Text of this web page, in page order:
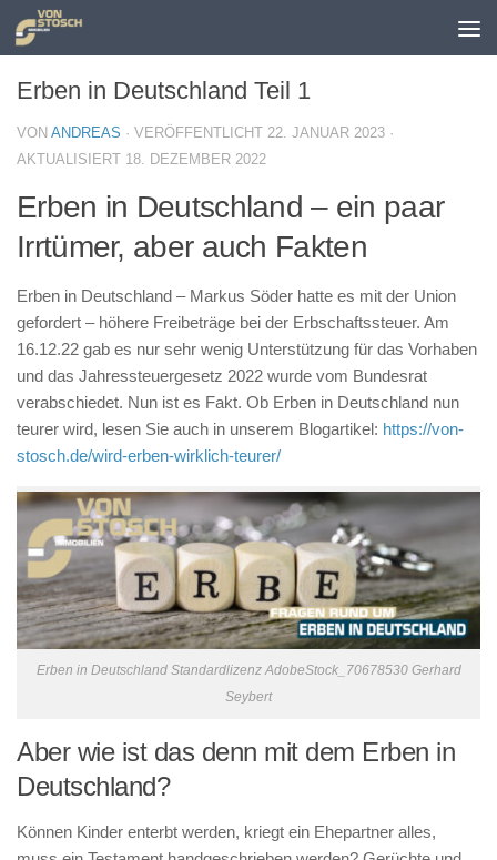
Zum Inhalt springen
Erben in Deutschland Teil 1
VON ANDREAS · VERÖFFENTLICHT 22. JANUAR 2023 ·
AKTUALISIERT 18. DEZEMBER 2022
Erben in Deutschland – ein paar
Irrtümer, aber auch Fakten
Erben in Deutschland – Markus Söder hatte es mit der Union
gefordert – höhere Freibeträge bei der Erbschaftssteuer. Am
16.12.22 gab es nur sehr wenig Unterstützung für das Vorhaben
und das Jahressteuergesetz 2022 wurde vom Bundesrat
verabschiedet. Nun ist es Fakt. Ob Erben in Deutschland nun
teurer wird, lesen Sie auch in unserem Blogartikel: https://von-
stosch.de/wird-erben-wirklich-teurer/
Erben in Deutschland Standardlizenz AdobeStock_70678530 Gerhard
Seybert
Aber wie ist das denn mit dem Erben in
Deutschland?
Können Kinder enterbt werden, kriegt ein Ehepartner alles,